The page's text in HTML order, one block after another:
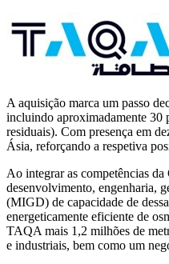
A aquisição marca um passo
incluindo aproximadamente 30
residuais). Com presença em
Ásia, reforçando a respetiva
Ao integrar as competências
desenvolvimento, engenharia,
(MIGD) de capacidade de
energeticamente eficiente de
TAQA mais 1,2 milhões de
e industriais, bem como um